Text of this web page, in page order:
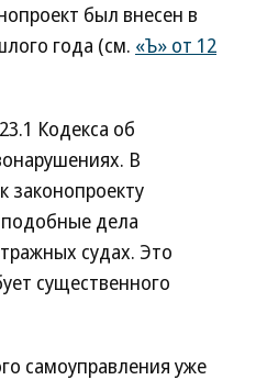
был внесен в
года (см. «Ъ» от 12
Кодекса об
В
законопроекту
дела
судах. Это
существенного
самоуправления уже